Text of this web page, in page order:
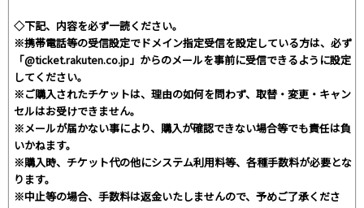
◇下記、内容を必ず一読ください。
※携帯電話等の受信設定でドメイン指定受信を設定している方は、必ず
「@ticket.rakuten.co.jp」からのメールを事前に受信できるように設定
してください。
※ご購入されたチケットは、理由の如何を問わず、取替・変更・キャン
セルはお受けできません。
※メールが届かない事により、購入が確認できない場合等でも責任は負
いかねます。
※購入時、チケット代の他にシステム利用料等、各種手数料が必要とな
ります。
※中止等の場合、手数料は返金いたしませんので、予めご了承くださ